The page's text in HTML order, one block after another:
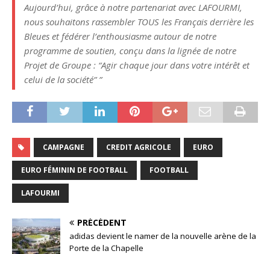
Aujourd’hui, grâce à notre partenariat avec LAFOURMI,
nous souhaitons rassembler TOUS les Français derrière les
Bleues et fédérer l’enthousiasme autour de notre
programme de soutien, conçu dans la lignée de notre
Projet de Groupe : “Agir chaque jour dans votre intérêt et
celui de la société” ”
CAMPAGNE CREDIT AGRICOLE EURO
EURO FÉMININ DE FOOTBALL FOOTBALL
LAFOURMI
PRÉCÉDENT
adidas devient le namer de la nouvelle arène de la
Porte de la Chapelle